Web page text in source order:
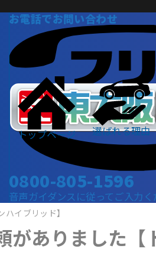
お電話でお問い合わせ
0800-805-1596
音声ガイダンスに従ってご入力く
トップページ 選ばれる理由
イブリッド】
がありました